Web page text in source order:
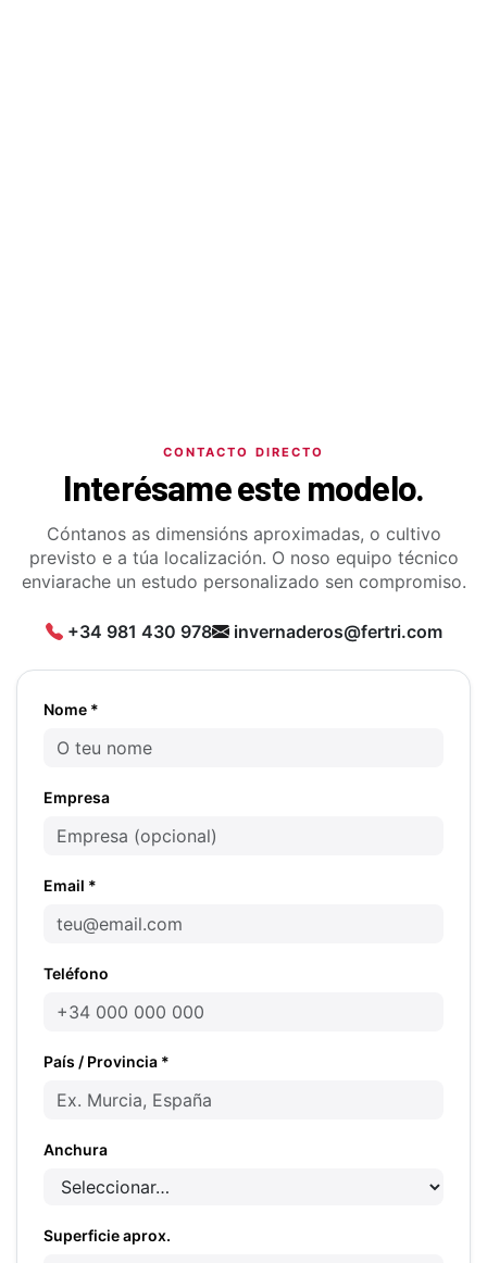
CONTACTO DIRECTO
Interésame este modelo.
Cóntanos as dimensións aproximadas, o cultivo
previsto e a túa localización. O noso equipo técnico
enviarache un estudo personalizado sen compromiso.
+34 981 430 978 invernaderos@fertri.com
Nome *
Empresa
Email *
Teléfono
País / Provincia *
Anchura
Superficie aprox.